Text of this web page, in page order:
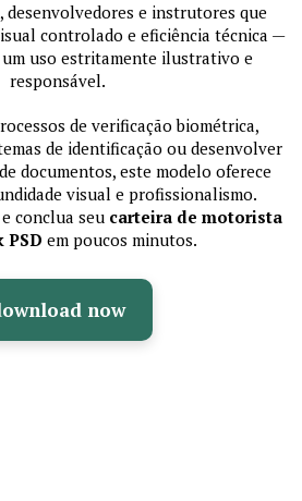
desenvolvedores e instrutores que
controlado e eficiência técnica —
uso estritamente ilustrativo e
responsável.
de verificação biométrica,
de identificação ou desenvolver
documentos, este modelo oferece
visual e profissionalismo.
conclua seu carteira de motorista
em poucos minutos.
now